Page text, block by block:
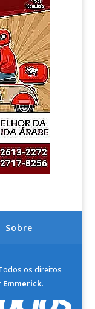
Sobre
os direitos
Emmerick.